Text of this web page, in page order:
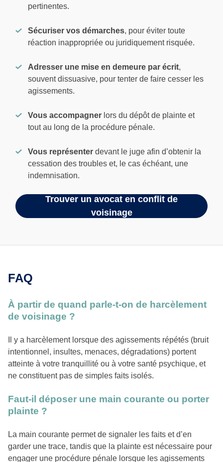
pertinentes.
Sécuriser vos démarches, pour éviter toute
réaction inappropriée ou juridiquement risquée.
Adresser une mise en demeure par écrit,
souvent dissuasive, pour tenter de faire cesser les
agissements.
Vous accompagner lors du dépôt de plainte et
tout au long de la procédure pénale.
Vous représenter devant le juge afin d’obtenir la
cessation des troubles et, le cas échéant, une
indemnisation.
Trouver un avocat en conflit de
voisinage
FAQ
À partir de quand parle-t-on de harcèlement
de voisinage ?
Il y a harcèlement lorsque des agissements répétés (bruit
intentionnel, insultes, menaces, dégradations) portent
atteinte à votre tranquillité ou à votre santé psychique, et
ne constituent pas de simples faits isolés.
Faut-il déposer une main courante ou porter
plainte ?
La main courante permet de signaler les faits et d’en
garder une trace, tandis que la plainte est nécessaire pour
engager une procédure pénale lorsque les agissements